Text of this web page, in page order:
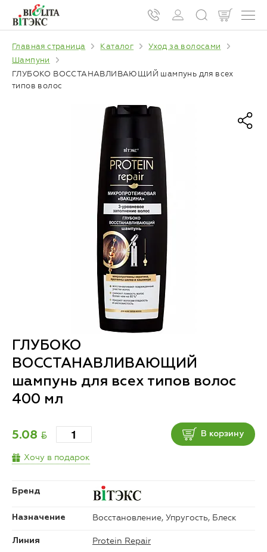
Главная страница Каталог
Уход за волосами
Шампуни
ГЛУБОКО ВОССТАНАВЛИВАЮЩИЙ шампунь для всех
типов волос
ГЛУБОКО
ВОССТАНАВЛИВАЮЩИЙ
шампунь для всех типов волос
400 мл
5.08 BYN В корзину
Хочу в подарок
Бренд
Назначение Восстановление, Упругость, Блеск
Линия Protein Repair